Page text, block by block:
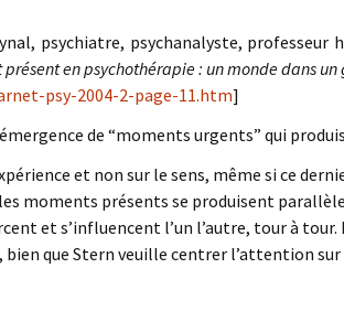
psychiatre, psychanalyste, professeur
présent en psychothérapie : un monde dans
psy-2004-2-page-11.htm]
de “moments urgents” qui
et non sur le sens, même si ce
moments présents se produisent
et s’influencent l’un l’autre, tour à
bien que Stern veuille centrer l’attention